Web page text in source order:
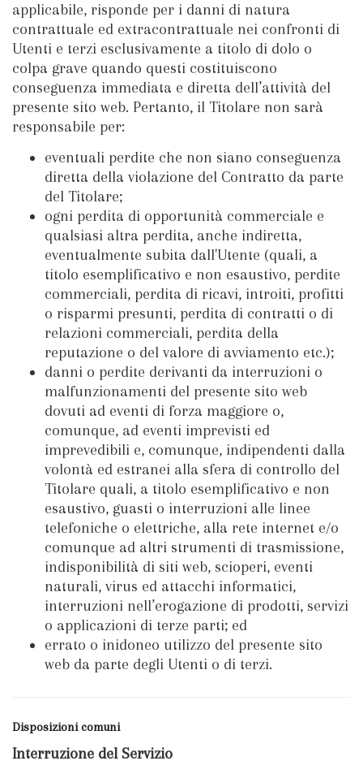
applicabile, risponde per i danni di natura
contrattuale ed extracontrattuale nei confronti di
Utenti e terzi esclusivamente a titolo di dolo o
colpa grave quando questi costituiscono
conseguenza immediata e diretta dell’attività del
presente sito web. Pertanto, il Titolare non sarà
responsabile per:
eventuali perdite che non siano conseguenza
diretta della violazione del Contratto da parte
del Titolare;
ogni perdita di opportunità commerciale e
qualsiasi altra perdita, anche indiretta,
eventualmente subita dall'Utente (quali, a
titolo esemplificativo e non esaustivo, perdite
commerciali, perdita di ricavi, introiti, profitti
o risparmi presunti, perdita di contratti o di
relazioni commerciali, perdita della
reputazione o del valore di avviamento etc.);
danni o perdite derivanti da interruzioni o
malfunzionamenti del presente sito web
dovuti ad eventi di forza maggiore o,
comunque, ad eventi imprevisti ed
imprevedibili e, comunque, indipendenti dalla
volontà ed estranei alla sfera di controllo del
Titolare quali, a titolo esemplificativo e non
esaustivo, guasti o interruzioni alle linee
telefoniche o elettriche, alla rete internet e/o
comunque ad altri strumenti di trasmissione,
indisponibilità di siti web, scioperi, eventi
naturali, virus ed attacchi informatici,
interruzioni nell’erogazione di prodotti, servizi
o applicazioni di terze parti; ed
errato o inidoneo utilizzo del presente sito
web da parte degli Utenti o di terzi.
Disposizioni comuni
Interruzione del Servizio